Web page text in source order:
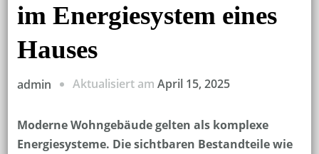
im Energiesystem eines
Hauses
admin Aktualisiert am April 15, 2025
Moderne Wohngebäude gelten als komplexe
Energiesysteme. Die sichtbaren Bestandteile wie